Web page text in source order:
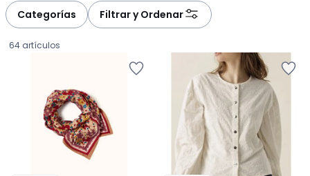
Categorías Filtrar y Ordenar
64 artículos